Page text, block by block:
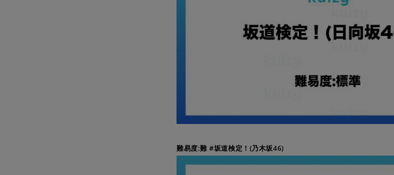
難易度:難 #坂道検定！(乃木坂46)